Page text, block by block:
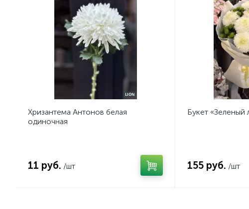
Хризантема Антонов белая
одиночная
11 руб. /шт
Букет «Зеленый
155 руб. /шт